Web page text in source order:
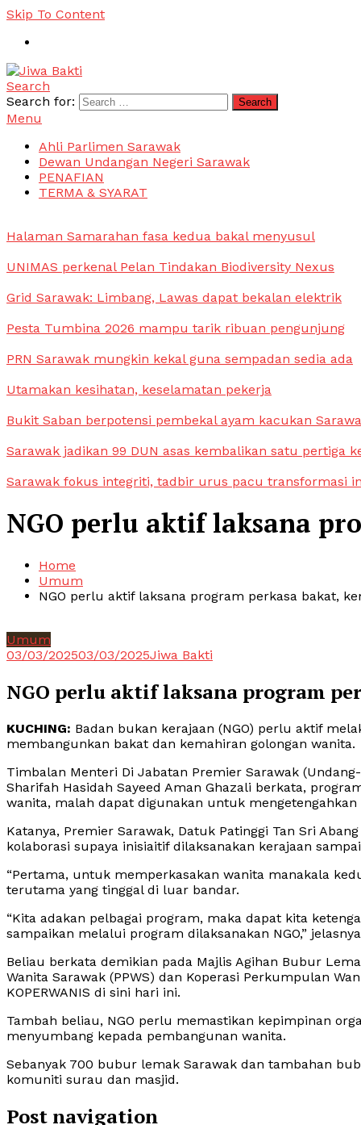
Skip To Content
Jiwa Bakti
Suara PBB Sarawak
Search
Search for:
Menu
Ahli Parlimen Sarawak
Dewan Undangan Negeri Sarawak
PENAFIAN
TERMA & SYARAT
Halaman Samarahan fasa kedua bakal menyusul
UNIMAS perkenal Pelan Tindakan Biodiversity Nexus
Grid Sarawak: Limbang, Lawas dapat bekalan elektrik
Pesta Tumbina 2026 mampu tarik ribuan pengunjung
PRN Sarawak mungkin kekal guna sempadan sedia ada
Utamakan kesihatan, keselamatan pekerja
Bukit Saban berpotensi pembekal ayam kacukan
Sarawak jadikan 99 DUN asas kembalikan satu pertiga
Sarawak fokus integriti, tadbir urus pacu transformasi
NGO perlu aktif laksana
Home
Umum
NGO perlu aktif laksana program perkasa bakat,
Umum
03/03/202503/03/2025Jiwa Bakti
NGO perlu aktif laksana program
KUCHING: Badan bukan kerajaan (NGO) perlu aktif
membangunkan bakat dan kemahiran golongan wanita.
Timbalan Menteri Di Jabatan Premier Sarawak
Sharifah Hasidah Sayeed Aman Ghazali berkata,
wanita, malah dapat digunakan untuk mengetengahkan
Katanya, Premier Sarawak, Datuk Patinggi Tan Sri
kolaborasi supaya inisiaitif dilaksanakan kerajaan
“Pertama, untuk memperkasakan wanita manakala
terutama yang tinggal di luar bandar.
“Kita adakan pelbagai program, maka dapat kita
sampaikan melalui program dilaksanakan NGO,”
Beliau berkata demikian pada Majlis Agihan Bubur
Wanita Sarawak (PPWS) dan Koperasi Perkumpulan
KOPERWANIS di sini hari ini.
Tambah beliau, NGO perlu memastikan kepimpinan
menyumbang kepada pembangunan wanita.
Sebanyak 700 bubur lemak Sarawak dan tambahan
komuniti surau dan masjid.
Post navigation